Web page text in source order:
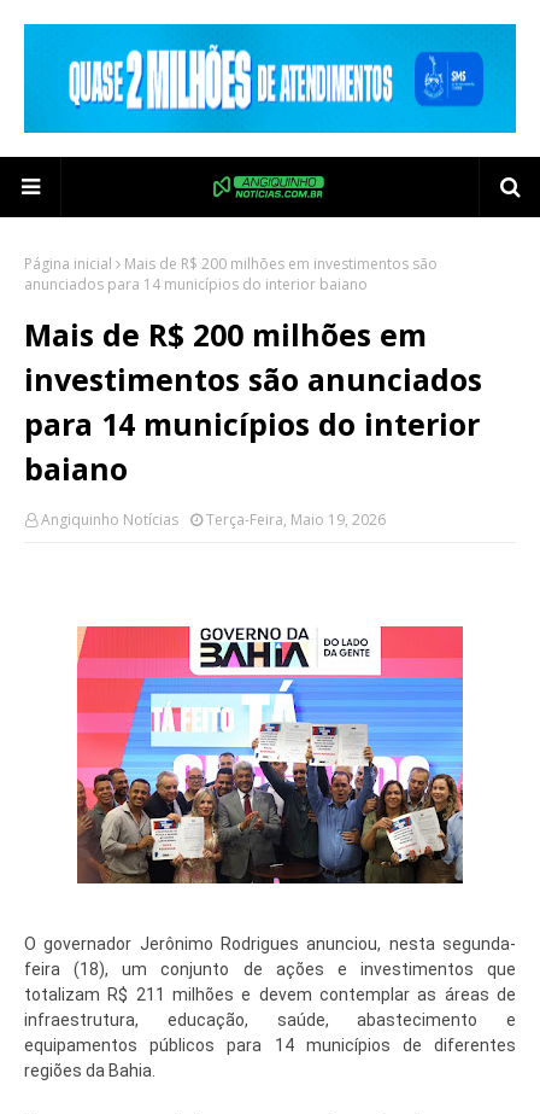
Página inicial
Mais de R$ 200 milhões em investimentos são
anunciados para 14 municípios do interior baiano
Mais de R$ 200 milhões em
investimentos são anunciados
para 14 municípios do interior
baiano
Angiquinho Notícias Terça-Feira, Maio 19, 2026
O governador Jerônimo Rodrigues anunciou, nesta segunda-
feira (18), um conjunto de ações e investimentos que
totalizam R$ 211 milhões e devem contemplar as áreas de
infraestrutura, educação, saúde, abastecimento e
equipamentos públicos para 14 municípios de diferentes
regiões da Bahia.